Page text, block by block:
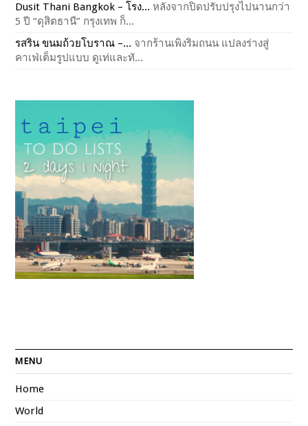
Dusit Thani Bangkok – โรง... หลังจากปิดปรับปรุงไปนานกว่า
5 ปี “ดุสิตธานี” กรุงเทพ ก็...
รสริน ขนมถ้วยโบราณ –... จากร้านเพิงริมถนน แปลงร่างสู่
คาเฟ่เต็มรูปแบบ ดูเท่และทั...
MENU
Home
World